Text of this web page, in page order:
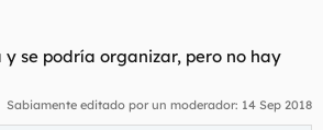
y se podría organizar, pero no hay
Sabiamente editado por un moderador: 14 Sep 2018